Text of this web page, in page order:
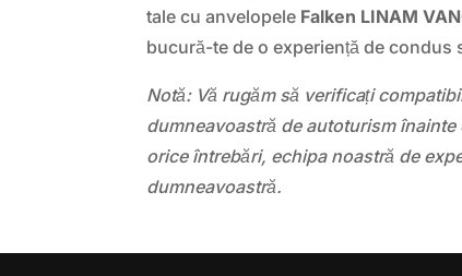
tale cu anvelopele Falken LINAM
bucură-te de o experiență de condus
Notă: Vă rugăm să verificați
dumneavoastră de autoturism
orice întrebări, echipa noastră de
dumneavoastră.